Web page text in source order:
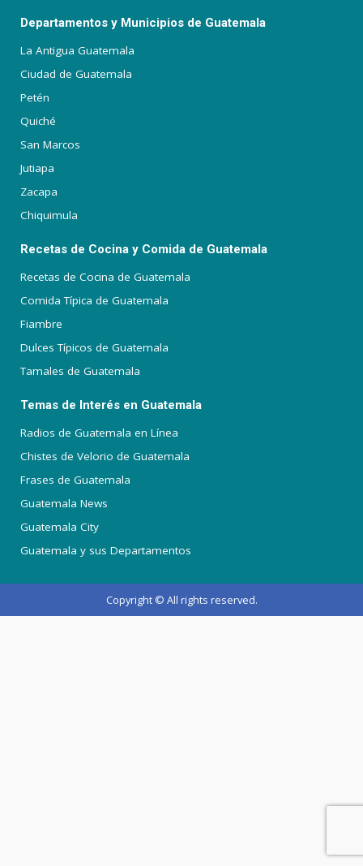
Departamentos y Municipios de Guatemala
La Antigua Guatemala
Ciudad de Guatemala
Petén
Quiché
San Marcos
Jutiapa
Zacapa
Chiquimula
Recetas de Cocina y Comida de Guatemala
Recetas de Cocina de Guatemala
Comida Típica de Guatemala
Fiambre
Dulces Típicos de Guatemala
Tamales de Guatemala
Temas de Interés en Guatemala
Radios de Guatemala en Línea
Chistes de Velorio de Guatemala
Frases de Guatemala
Guatemala News
Guatemala City
Guatemala y sus Departamentos
Copyright © All rights reserved.